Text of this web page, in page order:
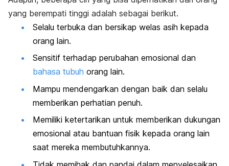
yang berempati tinggi adalah sebagai berikut.
Selalu terbuka dan bersikap welas asih kepada
orang lain.
Sensitif terhadap perubahan emosional dan
bahasa tubuh orang lain.
Mampu mendengarkan dengan baik dan selalu
memberikan perhatian penuh.
Memiliki ketertarikan untuk memberikan dukungan
emosional atau bantuan fisik kepada orang lain
saat mereka membutuhkannya.